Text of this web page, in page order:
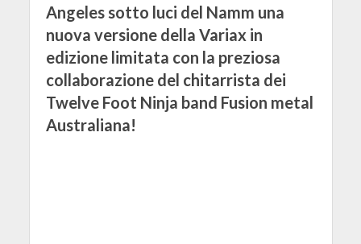
Angeles sotto luci del Namm una
nuova versione della Variax in
edizione limitata con la preziosa
collaborazione del chitarrista dei
Twelve Foot Ninja band Fusion metal
Australiana!